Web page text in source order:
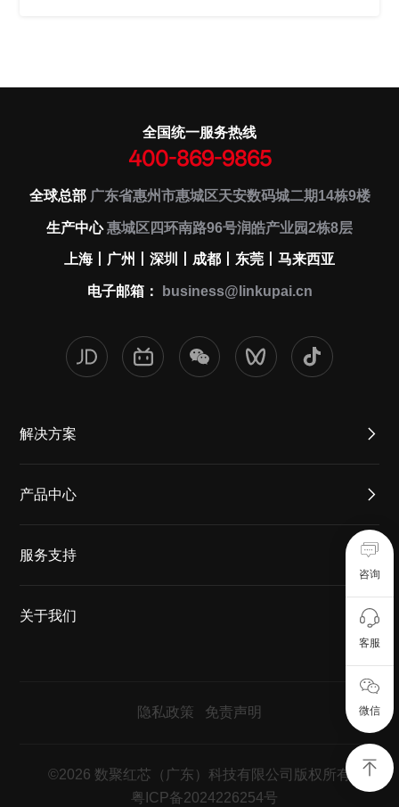
咨询
客服
微信
全国统一服务热线
400-869-9865
全球总部广东省惠州市惠城区天安数码城二期14栋9楼
生产中心惠城区四环南路96号润皓产业园2栋8层
上海丨广州丨深圳丨成都丨东莞丨马来西亚
电子邮箱： business@linkupai.cn
解决方案
产品中心
服务支持
关于我们
©2026 数聚红芯（广东）科技有限公司版权所有
粤ICP备2024226254号
隐私政策 免责声明